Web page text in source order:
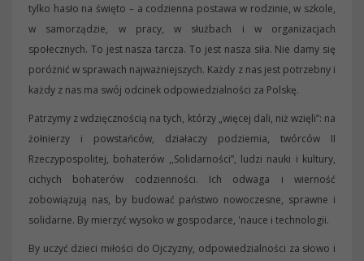
tylko hasło na święto – a codzienna postawa w rodzinie, w szkole,
w samorządzie, w pracy, w służbach i w organizacjach
społecznych. To jest nasza tarcza. To jest nasza siła. Nie damy się
poróżnić w sprawach najważniejszych. Każdy z nas jest potrzebny i
każdy z nas ma swój odcinek odpowiedzialności za Polskę.
Patrzymy z wdzięcznością na tych, którzy „więcej dali, niż wzięli”: na
żołnierzy i powstańców, działaczy podziemia, twórców II
Rzeczypospolitej, bohaterów ,,Solidarności”, ludzi nauki i kultury,
cichych bohaterów codzienności. Ich odwaga i wierność
zobowiązują nas, by budować państwo nowoczesne, sprawne i
solidarne. By mierzyć wysoko w gospodarce, 'nauce i technologii.
By uczyć dzieci miłości do Ojczyzny, odpowiedzialności za słowo i